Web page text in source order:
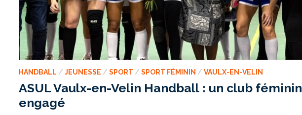
HANDBALL /JEUNESSE /SPORT /SPORT FÉMININ /VAULX-EN-VELIN
ASUL Vaulx-en-Velin Handball : un club féminin
engagé